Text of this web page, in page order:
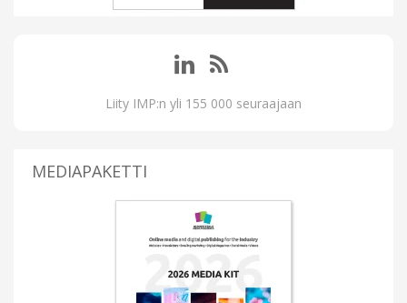
Liity IMP:n yli 155 000 seuraajaan
MEDIAPAKETTI